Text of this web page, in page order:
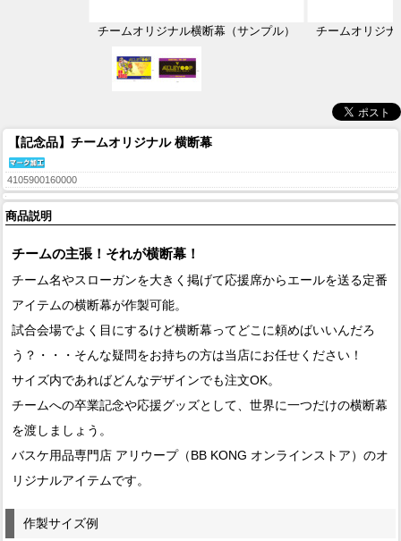
チームオリジナル横断幕（サンプル） チームオリジ
【記念品】チームオリジナル 横断幕
4105900160000
商品説明
チームの主張！それが横断幕！
チーム名やスローガンを大きく掲げて応援席からエールを送る定番
アイテムの横断幕が作製可能。
試合会場でよく目にするけど横断幕ってどこに頼めばいいんだろ
う？・・・そんな疑問をお持ちの方は当店にお任せください！
サイズ内であればどんなデザインでも注文OK。
チームへの卒業記念や応援グッズとして、世界に一つだけの横断幕
を渡しましょう。
バスケ用品専門店 アリウープ（BB KONG オンラインストア）のオ
リジナルアイテムです。
作製サイズ例